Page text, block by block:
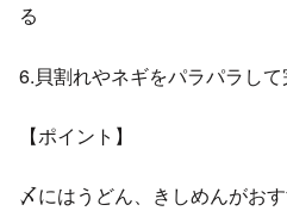
る
6.貝割れやネギをパラパラし
【ポイント】
〆にはうどん、きしめんがおす